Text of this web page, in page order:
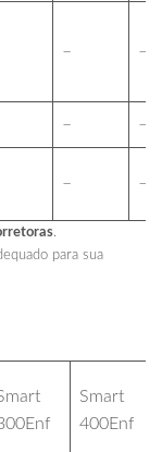
– –
– –
– –
.
para sua
Smart
400Enf